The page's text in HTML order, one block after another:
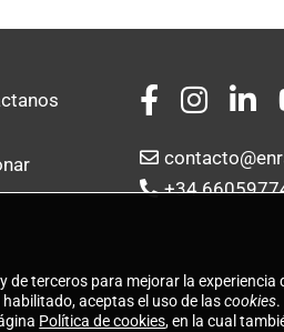
+34
de terceros para mejorar la experiencia
habilitado, aceptas el uso de lascookies.
Política de cookies, en la cual